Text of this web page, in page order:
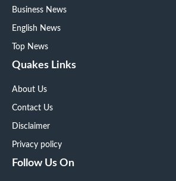
Business News
English News
Top News
Quakes Links
About Us
Contact Us
Disclaimer
Privacy policy
Follow Us On